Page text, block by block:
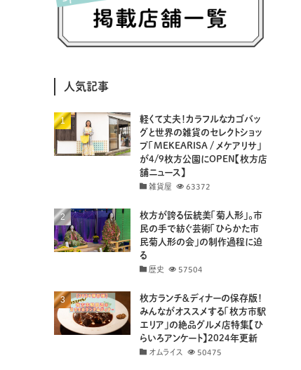
(25)
(14)
(26)
(8)
(3)
(8)
(8)
(41)
(4)
(30)
(29)
(18)
(7)
(19)
人気記事
軽くて丈夫！カラフルなカゴバッ
グと世界の雑貨のセレクトショッ
プ「MEKEARISA / メケアリサ」
が4/9枚方公園にOPEN【枚方店
舗ニュース】
雑貨屋 63372
枚方が誇る伝統美「菊人形」。市
民の手で紡ぐ芸術「ひらかた市
民菊人形の会」の制作過程に迫
る
歴史 57504
枚方ランチ＆ディナーの保存版！
みんながオススメする「枚方市駅
エリア」の絶品グルメ店特集【ひ
らいろアンケート】2024年更新
オムライス 50475